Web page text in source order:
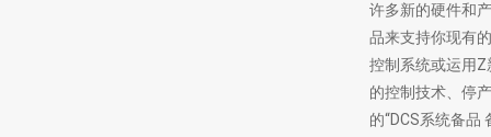
许多新的硬件和产
品来支持你现有的
控制系统或运用Z
的控制技术、停产
的“DCS系统备品